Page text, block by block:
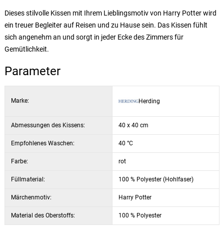
Dieses stilvolle Kissen mit Ihrem Lieblingsmotiv von Harry Potter wird
ein treuer Begleiter auf Reisen und zu Hause sein. Das Kissen fühlt
sich angenehm an und sorgt in jeder Ecke des Zimmers für
Gemütlichkeit.
Parameter
Marke: Herding
Abmessungen des Kissens: 40 x 40 cm
Empfohlenes Waschen: 40 °C
Farbe: rot
Füllmaterial: 100 % Polyester (Hohlfaser)
Märchenmotiv: Harry Potter
Material des Oberstoffs: 100 % Polyester